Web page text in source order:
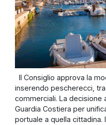
Il Consiglio approva la
inserendo pescherecci,
commerciali. La decisione
Guardia Costiera per
portuale a quella cittadina.